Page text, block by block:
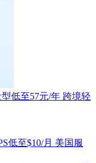
低至57元/年 跨境轻
低至$10/月 美国服